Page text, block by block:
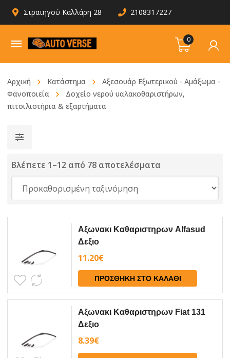
Στρατηγού Καλλάρη 28 2108317227
0
Αρχική Κατάστημα
Αξεσουάρ Εξωτερικού - Αμάξωμα -
Φανοποιεία
Δοχείο νερού υαλακοθαριστήρων,
πιτσιλιστήρια & εξαρτήματα
Βλέπετε 1–12 από 78 αποτελέσματα
Αξωνακι Καθαριστηρων Alfasud
Δεξιο
11.20€
ΠΡΟΣΘΉΚΗ ΣΤΟ ΚΑΛΆΘΙ
Αξωνακι Καθαριστηρων Fiat 131
Δεξιο
8.39€